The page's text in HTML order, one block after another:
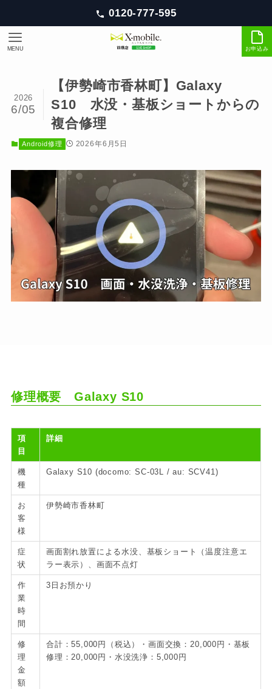
0120-777-595
お申込み
MENU
【伊勢崎市香林町】Galaxy
S10 水没・基板ショートからの
複合修理
2026
6/05
Android修理 2026年6月5日
修理概要 Galaxy S10
項
目
詳細
機
種
Galaxy S10 (docomo: SC-03L / au: SCV41)
お
客
様
伊勢崎市香林町
症
状
画面割れ放置による水没、基板ショート（温度注意エ
ラー表示）、画面不点灯
作
業
時
間
3日お預かり
修
理
金
額
合計：55,000円（税込）・画面交換：20,000円・基板
修理：20,000円・水没洗浄：5,000円